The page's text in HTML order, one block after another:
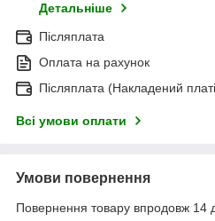
Детальніше
Післяплата
Оплата на рахунок
Післяплата (Накладений
Всі умови оплати
Умови повернення
Повернення товару впродовж 14